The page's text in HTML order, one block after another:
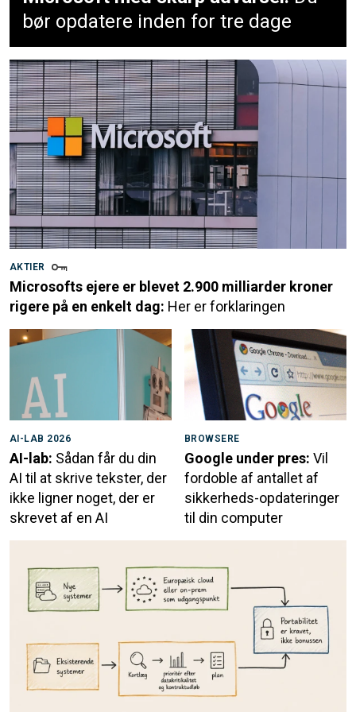
bør opdatere inden for tre dage
AKTIER
Microsofts ejere er blevet 2.900 milliarder kroner
rigere på en enkelt dag: Her er forklaringen
AI-LAB 2026
AI-lab: Sådan får du din
AI til at skrive tekster, der
ikke ligner noget, der er
skrevet af en AI
BROWSERE
Google under pres: Vil
fordoble af antallet af
sikkerheds-opdateringer
til din computer